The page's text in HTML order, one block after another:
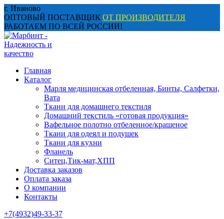
Перейти
к
содержанию
г. Иваново
ОПТОВЫЙ ПОСТАВЩИК ОТ ПРОИЗВОДИТЕЛЯ
РАБОТАЕМ ПО ВСЕЙ РОССИИ!
Главная
Каталог
Марля медицинская отбеленная, Бинты, Салфетки,
Вата
Ткани для домашнего текстиля
Домашний текстиль «готовая продукция»
Вафельное полотно отбеленное/крашеное
Ткани для одеял и подушек
Ткани для кухни
Фланель
Ситец,Тик-мат,ХПП
Доставка заказов
Оплата заказа
О компании
Контакты
+7(4932)49-33-37